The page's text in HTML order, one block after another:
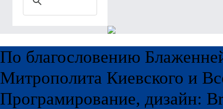
По благословению
Митрополита Киевского и
Програмирование, дизайн: